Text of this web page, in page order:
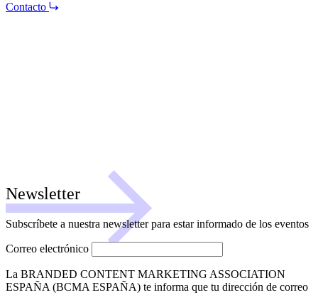
Contacto
Newsletter
Subscríbete a nuestra newsletter para estar informado de los eventos
Correo electrónico
La BRANDED CONTENT MARKETING ASSOCIATION
ESPAÑA (BCMA ESPAÑA) te informa que tu dirección de correo